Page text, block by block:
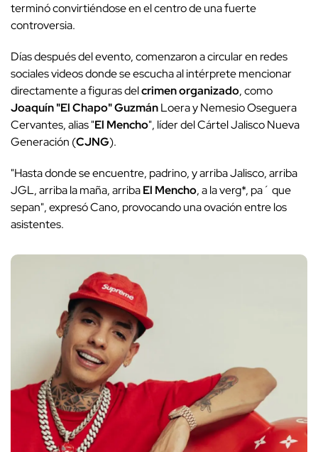
terminó convirtiéndose en el centro de una fuerte
controversia.
Días después del evento, comenzaron a circular en redes
sociales videos donde se escucha al intérprete mencionar
directamente a figuras delcrimen organizado, como
Joaquín "El Chapo" GuzmánLoera y Nemesio Oseguera
Cervantes, alias "El Mencho", líder del Cártel Jalisco Nueva
Generación (CJNG).
"Hasta donde se encuentre, padrino, y arriba Jalisco, arriba
JGL, arriba la maña, arribaEl Mencho, a la verg*, pa´ que
sepan", expresó Cano, provocando una ovación entre los
asistentes.